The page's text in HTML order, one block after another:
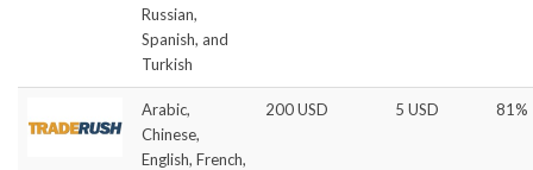
Russian,
Spanish, and
Turkish
Arabic,
Chinese,
English, French,
200 USD 5 USD 81%